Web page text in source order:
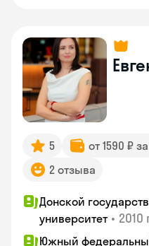
5 от 1590 ₽
2 отзыва
Донской
университет • 2010
Южный